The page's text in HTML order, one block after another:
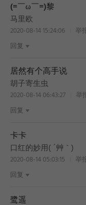
BEST
(=￣ω￣=)黎
马里欧
2020-08-14 15:24:06
举
回复
居然有个高手说
胡子寄生虫
2020-08-14 06:43:27
举
回复
卡卡
口红的妙用( ´艸｀)
2020-08-14 05:03:15
举
回复
鹭遥